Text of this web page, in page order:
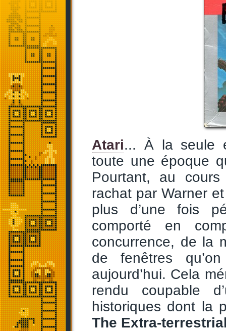
Atari... À la seule
toute une époque
Pourtant, au
rachat par Warner
plus d’une fois
comporté en
concurrence, de la
de fenêtres
aujourd’hui. Cela
rendu coupable
historiques dont la
The Extra-